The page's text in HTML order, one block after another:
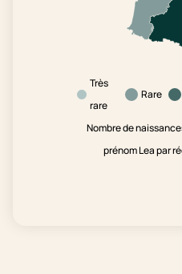
Très
rare
Rare
Nombre de
prénom Lea par